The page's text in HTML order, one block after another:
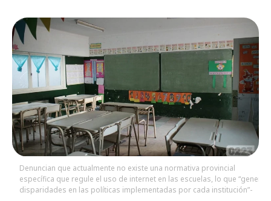
Denuncian que actualmente no existe una normativa provincial
específica que regule el uso de internet en las escuelas, lo que “genera
disparidades en las políticas implementadas por cada institución”-